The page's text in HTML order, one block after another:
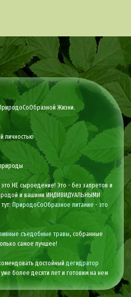
Жизни.
личностью
НЕ сыроедение! Это - без запретов и
и вашими ИНДИВИДУАЛЬНЫМИ
ПриродоСоОбразное питание - это
съедобные травы, собранные
самое лучшее!
достойныйдегидратор
более десяти лет и готовим на нем